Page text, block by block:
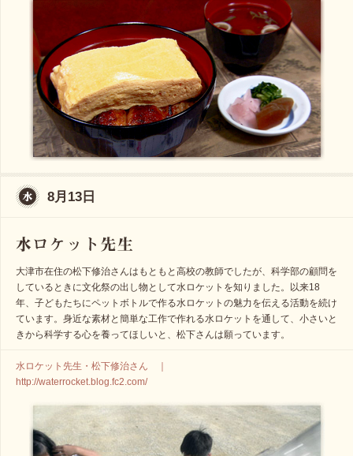
8月13日
大津市在住の松下修治さんはもともと高校の教師でしたが、科学部の顧問を
しているときに文化祭の出し物として水ロケットを知りました。以来18
年、子どもたちにペットボトルで作る水ロケットの魅力を伝える活動を続け
ています。身近な素材と簡単な工作で作れる水ロケットを通して、小さいと
きから科学する心を養ってほしいと、松下さんは願っています。
水ロケット先生・松下修治さん ｜
http://waterrocket.blog.fc2.com/